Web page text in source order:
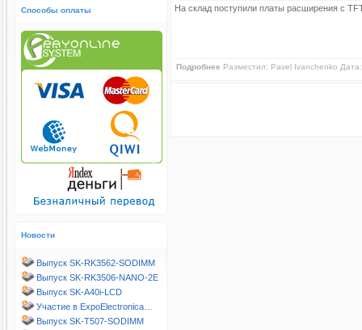
Способы оплаты
Новости
Выпуск SK-RK3562-SODIMM
Выпуск SK-RK3506-NANO-2E
Выпуск SK-A40i-LCD
Участие в ExpoElectronica…
Выпуск SK-T507-SODIMM
На склад поступили платы расширения с
Подробнее Разместил: Pavel Ivanchenko